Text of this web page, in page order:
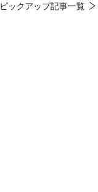
ピックアップ記事一覧